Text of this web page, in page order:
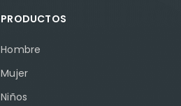
PRODUCTOS
Hombre
Mujer
Niños